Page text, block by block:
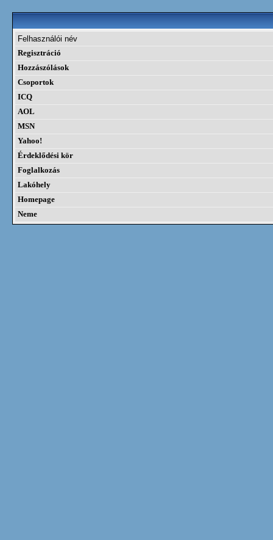
Felhasználói név
Regisztráció
Hozzászólások
Csoportok
ICQ
AOL
MSN
Yahoo!
Érdeklődési kör
Foglalkozás
Lakóhely
Homepage
Neme